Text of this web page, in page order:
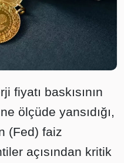
fiyatı baskısının
ölçüde yansıdığı,
(Fed) faiz
açısından kritik